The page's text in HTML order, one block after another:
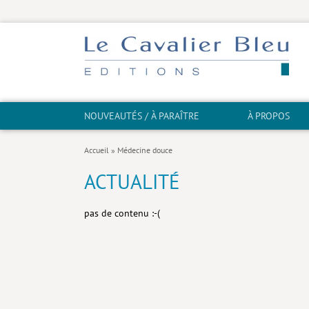
NOUVEAUTÉS / À PARAÎTRE À PROPOS
Accueil » Médecine douce
ACTUALITÉ
pas de contenu :-(